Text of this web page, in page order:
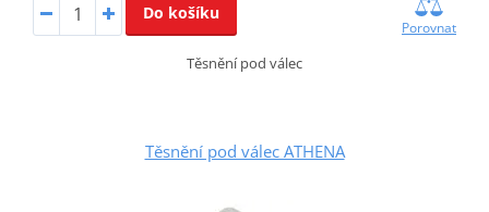
Do košíku
Porovnat
Těsnění pod válec
Těsnění pod válec ATHENA